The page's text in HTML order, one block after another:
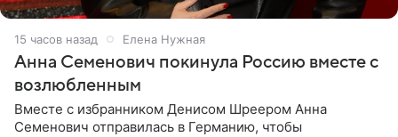
15 часов назад Елена Нужная
Анна Семенович покинула Россию вместе с
возлюбленным
Вместе с избранником Денисом Шреером Анна
Семенович отправилась в Германию, чтобы